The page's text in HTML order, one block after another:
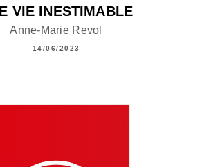
VIE INESTIMABLE
Anne-Marie Revol
14/06/2023